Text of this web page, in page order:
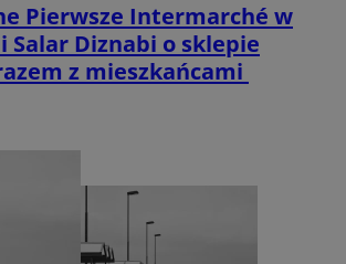
Pierwsze Intermarché w
Salar Diznabi o sklepie
z mieszkańcami